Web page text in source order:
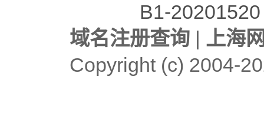
B1-20201520
域名注册查询| 上海
Copyright (c) 2004-